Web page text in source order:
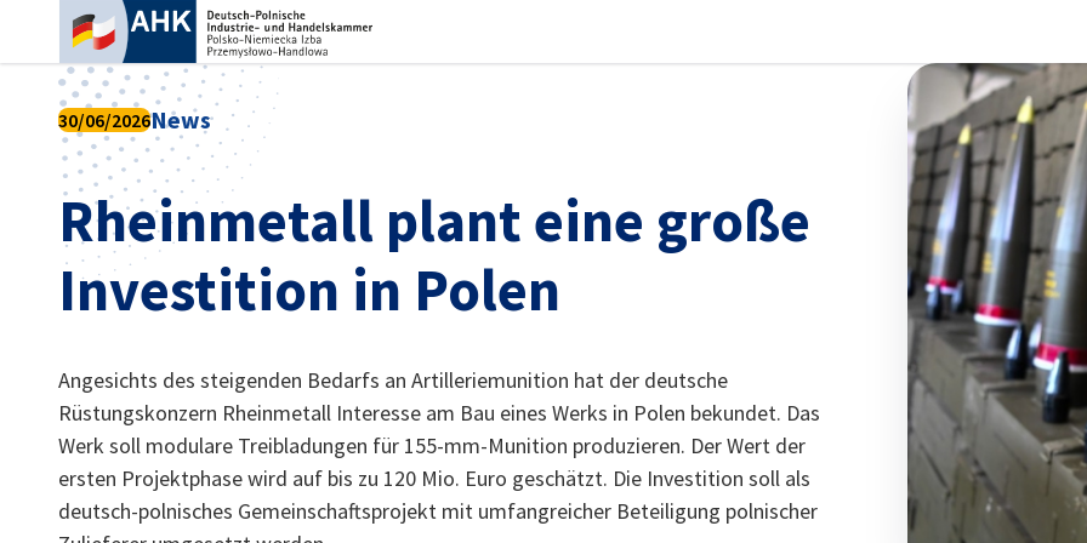
German
Rheinmetall plant eine große
Investition in Polen
30/06/2026News
Angesichts des steigenden Bedarfs an Artilleriemunition hat der deutsche
Rüstungskonzern Rheinmetall Interesse am Bau eines Werks in Polen bekundet. Das
Werk soll modulare Treibladungen für 155-mm-Munition produzieren. Der Wert der
ersten Projektphase wird auf bis zu 120 Mio. Euro geschätzt. Die Investition soll als
deutsch-polnisches Gemeinschaftsprojekt mit umfangreicher Beteiligung polnischer